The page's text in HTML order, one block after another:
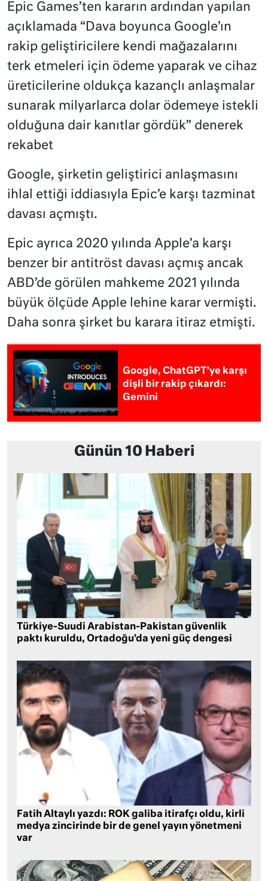
Epic Games’ten kararın ardından yapılan
açıklamada “Dava boyunca Google’ın
rakip geliştiricilere kendi mağazalarını
terk etmeleri için ödeme yaparak ve cihaz
üreticilerine oldukça kazançlı anlaşmalar
sunarak milyarlarca dolar ödemeye istekli
olduğuna dair kanıtlar gördük” denerek
rekabet
Google, şirketin geliştirici anlaşmasını
ihlal ettiği iddiasıyla Epic’e karşı tazminat
davası açmıştı.
Epic ayrıca 2020 yılında Apple’a karşı
benzer bir antitröst davası açmış ancak
ABD’de görülen mahkeme 2021 yılında
büyük ölçüde Apple lehine karar vermişti.
Daha sonra şirket bu karara itiraz etmişti.
Google, ChatGPT’ye karşı
dişli bir rakip çıkardı:
Gemini
Günün 10 Haberi
Türkiye-Suudi Arabistan-Pakistan güvenlik
paktı kuruldu, Ortadoğu’da yeni güç dengesi
Fatih Altaylı yazdı: ROK galiba itirafçı oldu, kirli
medya zincirinde bir de genel yayın yönetmeni
var